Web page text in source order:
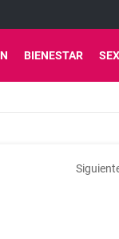
BIENESTAR